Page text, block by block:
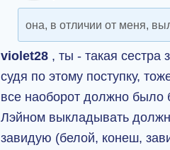
она, в отличии от меня,
violet28 , ты - такая сестра
судя по этому поступку,
все наоборот должно было
Лэйном выкладывать
завидую (белой, конеш,